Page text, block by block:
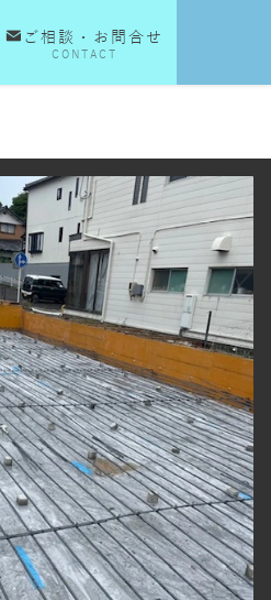
ご相談・お問合せ
CONTACT